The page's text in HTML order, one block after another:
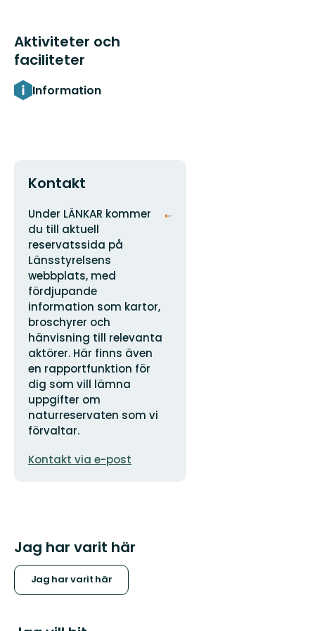
Aktiviteter och
faciliteter
Information
Kontakt
Adress
Under LÄNKAR kommer
du till aktuell
reservatssida på
Länsstyrelsens
webbplats, med
fördjupande
information som kartor,
broschyrer och
hänvisning till relevanta
aktörer. Här finns även
en rapportfunktion för
dig som vill lämna
uppgifter om
naturreservaten som vi
förvaltar.
postadress
Kontakt via e-post
Organisationens
Jag har varit här
Jag har varit här